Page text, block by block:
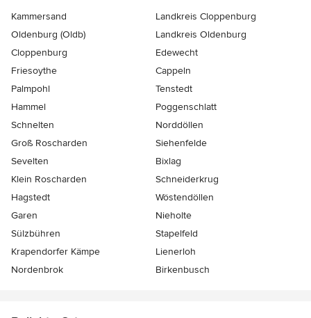
Kammersand
Landkreis Cloppenburg
Oldenburg (Oldb)
Landkreis Oldenburg
Cloppenburg
Edewecht
Friesoythe
Cappeln
Palmpohl
Tenstedt
Hammel
Poggenschlatt
Schnelten
Norddöllen
Groß Roscharden
Siehenfelde
Sevelten
Bixlag
Klein Roscharden
Schneiderkrug
Hagstedt
Wöstendöllen
Garen
Nieholte
Sülzbühren
Stapelfeld
Krapendorfer Kämpe
Lienerloh
Nordenbrok
Birkenbusch